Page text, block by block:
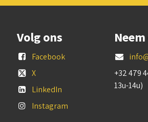
Volg ons
Facebook
X
LinkedIn
Instagram
+32 479
13u-14u)